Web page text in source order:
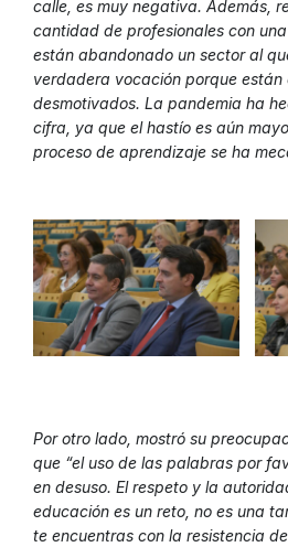
calle, es muy negativa. Además,
cantidad de profesionales con
están abandonado un sector al
verdadera vocación porque están
desmotivados. La pandemia ha
cifra, ya que el hastío es aún
proceso de aprendizaje se ha
Por otro lado, mostró su
que “el uso de las palabras por
en desuso. El respeto y la
educación es un reto, no es una
te encuentras con la resistencia